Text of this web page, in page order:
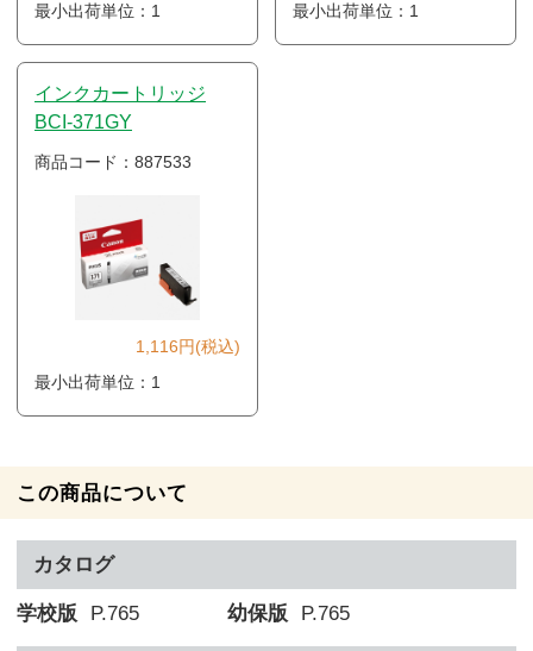
最小出荷単位：1
最小出荷単位：1
インクカートリッジ
BCI-371GY
商品コード：887533
1,116円(税込)
最小出荷単位：1
この商品について
カタログ
学校版 P.765 幼保版 P.765